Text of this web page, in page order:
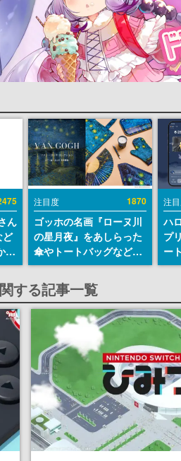
ん
ど
ら
注目度 1870
ゴッホの名画『ローヌ川
の星月夜』をあしらった
傘やトートバッグなどが
登場。8月7日21時より2
日間限定で予約販売
注
ハ
プ
ー
が
する記事一覧